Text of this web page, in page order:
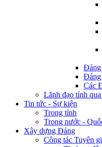
Đảng
Đảng
Các
Lãnh đạo tỉnh
Tin tức - Sự kiện
Trong tỉnh
Trong nước -
Xây dựng Đảng
Công tác Tuyên